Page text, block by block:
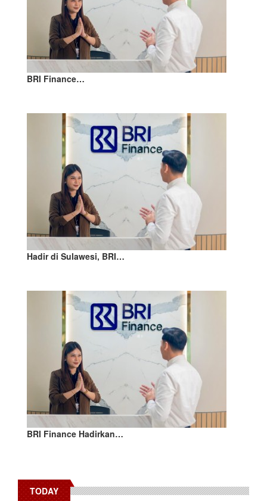
BRI Finance…
Hadir di Sulawesi, BRI…
BRI Finance Hadirkan…
TODAY